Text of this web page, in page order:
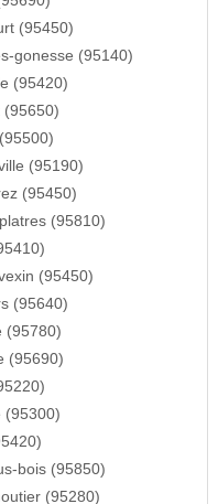
(95450)
gonesse (95140)
(95420)
(95650)
(95190)
(95450)
(95810)
(95450)
(95640)
(95780)
(95690)
(95300)
bois (95850)
(95280)